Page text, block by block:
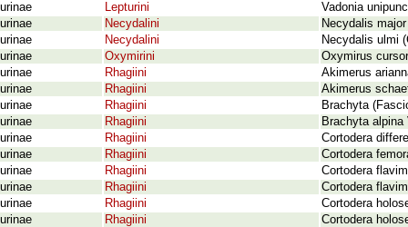
Lepturini
Vadonia
Necydalini
Necydalis
Necydalini
Necydalis ulmi
Oxymirini
Oxymirus
Rhagiini
Akimerus
Rhagiini
Akimerus
Rhagiini
Brachyta
Rhagiini
Brachyta alpina
Rhagiini
Cortodera
Rhagiini
Cortodera
Rhagiini
Cortodera
Rhagiini
Cortodera
Rhagiini
Cortodera
Rhagiini
Cortodera